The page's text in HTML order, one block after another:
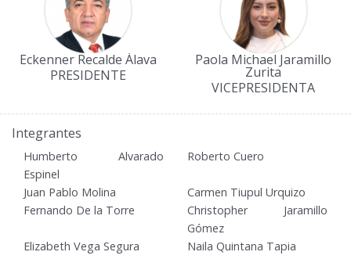
Eckenner Recalde Álava
PRESIDENTE
Paola Michael Jaramillo
Zurita
VICEPRESIDENTA
Integrantes
Humberto Alvarado
Espinel
Roberto Cuero
Juan Pablo Molina
Carmen Tiupul Urquizo
Fernando De la Torre
Christopher Jaramillo
Gómez
Elizabeth Vega Segura
Naila Quintana Tapia